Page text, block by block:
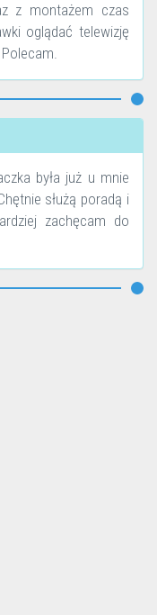
z montażem czas
oglądać telewizję
była już u mnie
służą poradą i
zachęcam do